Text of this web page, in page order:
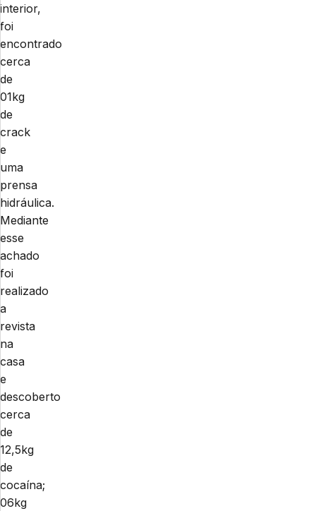
interior,
foi
encontrado
cerca
de
01kg
de
crack
e
uma
prensa
hidráulica.
Mediante
esse
achado
foi
realizado
a
revista
na
casa
e
descoberto
cerca
de
12,5kg
de
cocaína;
06kg